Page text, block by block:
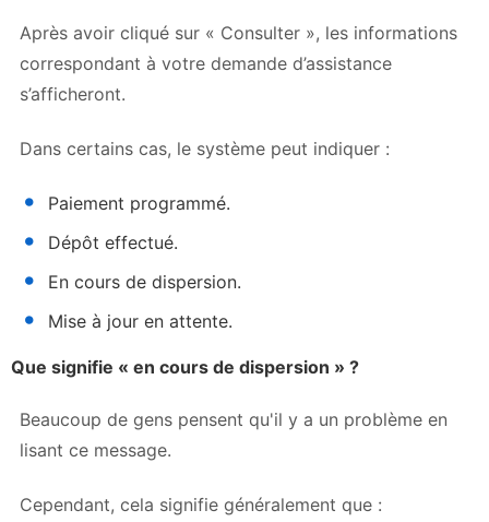
Après avoir cliqué sur « Consulter », les informations
correspondant à votre demande d’assistance
s’afficheront.
Dans certains cas, le système peut indiquer :
Paiement programmé.
Dépôt effectué.
En cours de dispersion.
Mise à jour en attente.
Que signifie « en cours de dispersion » ?
Beaucoup de gens pensent qu'il y a un problème en
lisant ce message.
Cependant, cela signifie généralement que :